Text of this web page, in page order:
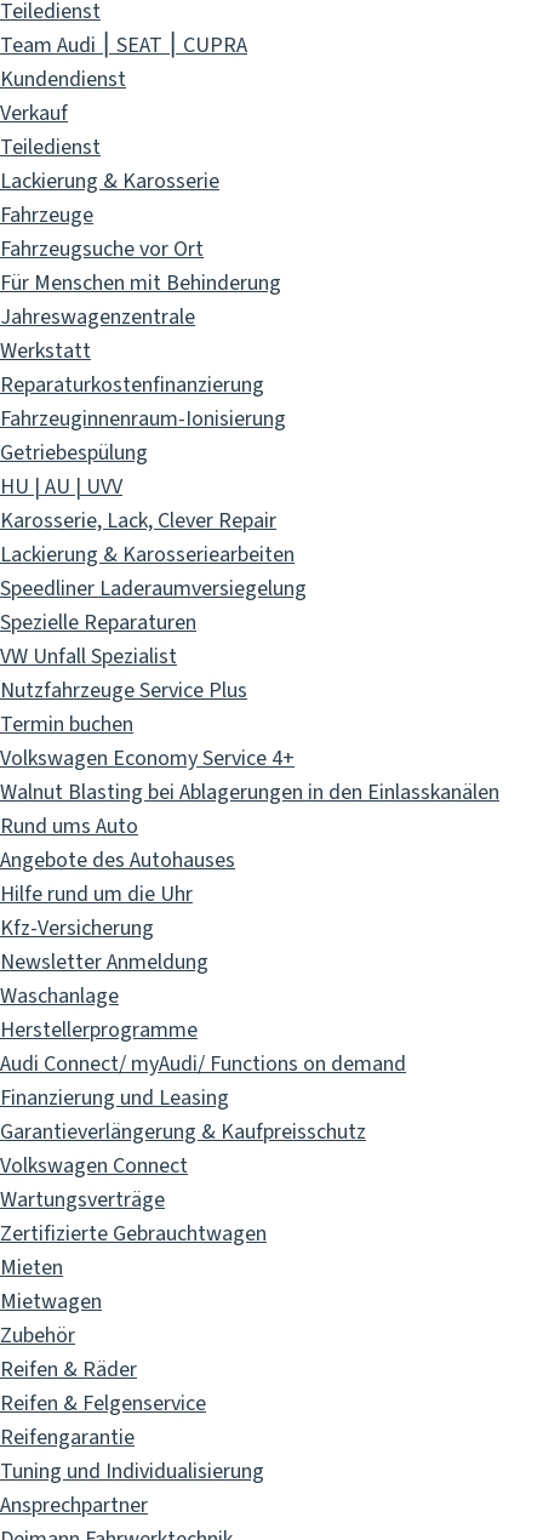
Teiledienst
Team Audi ⎮ SEAT ⎮ CUPRA
Kundendienst
Verkauf
Teiledienst
Lackierung & Karosserie
Fahrzeuge
Fahrzeugsuche vor Ort
Für Menschen mit Behinderung
Jahreswagenzentrale
Werkstatt
Reparaturkostenfinanzierung
Fahrzeuginnenraum-Ionisierung
Getriebespülung
HU | AU | UVV
Karosserie, Lack, Clever Repair
Lackierung & Karosseriearbeiten
Speedliner Laderaumversiegelung
Spezielle Reparaturen
VW Unfall Spezialist
Nutzfahrzeuge Service Plus
Termin buchen
Volkswagen Economy Service 4+
Walnut Blasting bei Ablagerungen in den Einlasskanälen
Rund ums Auto
Angebote des Autohauses
Hilfe rund um die Uhr
Kfz-Versicherung
Newsletter Anmeldung
Waschanlage
Herstellerprogramme
Audi Connect/ myAudi/ Functions on demand
Finanzierung und Leasing
Garantieverlängerung & Kaufpreisschutz
Volkswagen Connect
Wartungsverträge
Zertifizierte Gebrauchtwagen
Mieten
Mietwagen
Zubehör
Reifen & Räder
Reifen & Felgenservice
Reifengarantie
Tuning und Individualisierung
Ansprechpartner